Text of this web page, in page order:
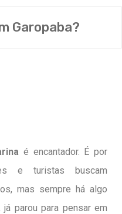
Garopaba?
é encantador. É por
e turistas buscam
mas sempre há algo
parou para pensar em